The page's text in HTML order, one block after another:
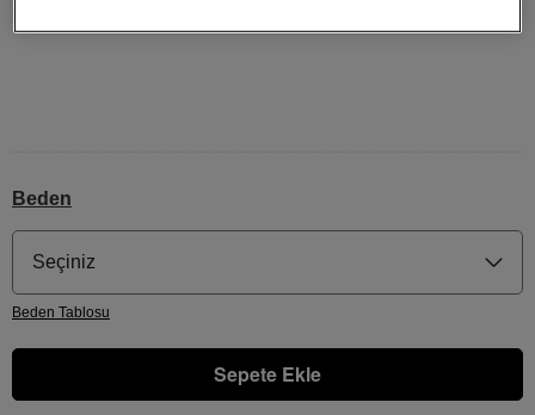
Beden
Seçiniz
Beden Tablosu
Sepete Ekle